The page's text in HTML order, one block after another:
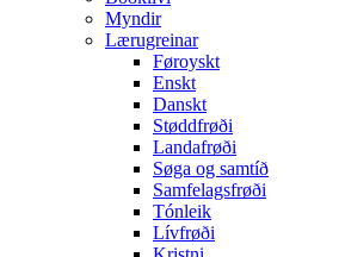
Myndir
Lærugreinar
Føroyskt
Enskt
Danskt
Støddfrøði
Landafrøði
Søga og samtíð
Samfelagsfrøði
Tónleik
Lívfrøði